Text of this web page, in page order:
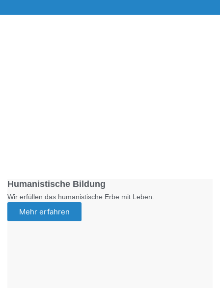
Humanistische Bildung
Wir erfüllen das humanistische Erbe mit Leben.
Mehr erfahren